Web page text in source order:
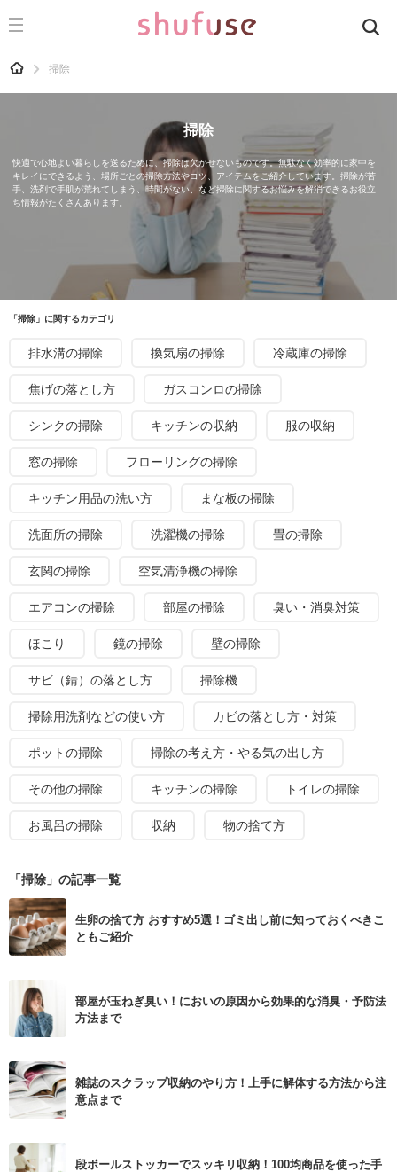
CATEGORY
気になる
洗濯
生活の知恵
マナー
趣味
食材辞典
おすすめ
HOME 掃除
掃除
快適で心地よい暮らしを送るために、掃除は欠かせないものです。無駄なく効率的に家中を
キレイにできるよう、場所ごとの掃除方法やコツ、アイテムをご紹介しています。掃除が苦
手、洗剤で手肌が荒れてしまう、時間がない、など掃除に関するお悩みを解消できるお役立
ち情報がたくさんあります。
「掃除」に関するカテゴリ
排水溝の掃除 換気扇の掃除 冷蔵庫の掃除
焦げの落とし方 ガスコンロの掃除
シンクの掃除 キッチンの収納 服の収納
窓の掃除 フローリングの掃除
キッチン用品の洗い方 まな板の掃除
洗面所の掃除 洗濯機の掃除 畳の掃除
玄関の掃除 空気清浄機の掃除
エアコンの掃除 部屋の掃除 臭い・消臭対策
ほこり 鏡の掃除 壁の掃除
サビ（錆）の落とし方 掃除機
掃除用洗剤などの使い方 カビの落とし方・対策
ポットの掃除 掃除の考え方・やる気の出し方
その他の掃除 キッチンの掃除 トイレの掃除
お風呂の掃除 収納 物の捨て方
「掃除」の記事一覧
生卵の捨て方 おすすめ5選！ゴミ出し前に知っておくべきこ
ともご紹介
部屋が玉ねぎ臭い！においの原因から効果的な消臭・予防法
方法まで
雑誌のスクラップ収納のやり方！上手に解体する方法から注
意点まで
段ボールストッカーでスッキリ収納！100均商品を使った手